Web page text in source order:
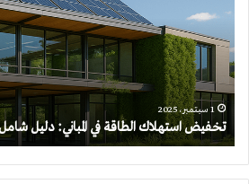
في
المباني:
دليل
شامل
للمهندسين
والمطورين
1 سبتمبر، 2025
تخفيض استهلاك الطاقة في المباني: دليل